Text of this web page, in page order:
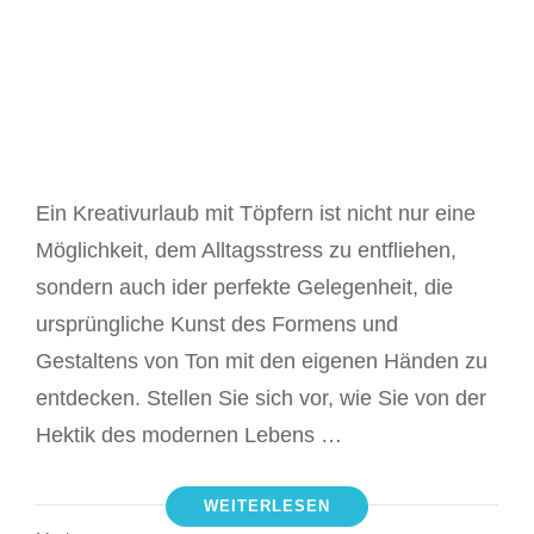
Ein Kreativurlaub mit Töpfern ist nicht nur eine
Möglichkeit, dem Alltagsstress zu entfliehen,
sondern auch ider perfekte Gelegenheit, die
ursprüngliche Kunst des Formens und
Gestaltens von Ton mit den eigenen Händen zu
entdecken. Stellen Sie sich vor, wie Sie von der
Hektik des modernen Lebens …
WEITERLESEN